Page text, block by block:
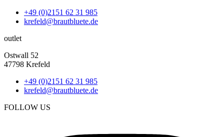
+49 (0)2151 62 31 985
krefeld@brautbluete.de
outlet
Ostwall 52
47798 Krefeld
+49 (0)2151 62 31 985
krefeld@brautbluete.de
FOLLOW US